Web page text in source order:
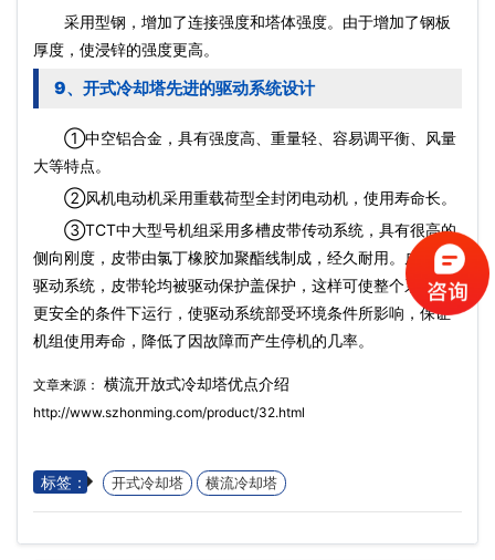
采用型钢，增加了连接强度和塔体强度。由于增加了钢板
厚度，使浸锌的强度更高。
9、开式冷却塔先进的驱动系统设计
①中空铝合金，具有强度高、重量轻、容易调平衡、风量
大等特点。
②风机电动机采用重载荷型全封闭电动机，使用寿命长。
③TCT中大型号机组采用多槽皮带传动系统，具有很高的
侧向刚度，皮带由氯丁橡胶加聚酯线制成，经久耐用。皮带，
驱动系统，皮带轮均被驱动保护盖保护，这样可使整个系统在
更安全的条件下运行，使驱动系统部受环境条件所影响，保证
机组使用寿命，降低了因故障而产生停机的几率。
文章来源： 横流开放式冷却塔优点介绍
http://www.szhonming.com/product/32.html
标签： 开式冷却塔 横流冷却塔